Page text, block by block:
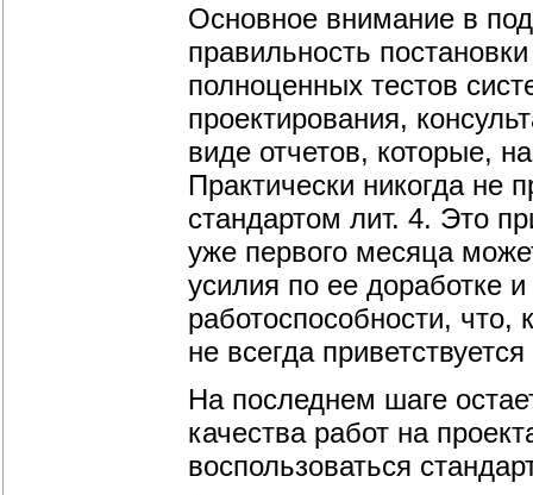
Основное внимание в
правильность
полноценных тестов
проектирования,
виде отчетов, которые,
Практически никогда не
стандартом лит. 4. Это
уже первого месяца
усилия по ее доработке
работоспособности, что,
не всегда
На последнем шаге
качества работ на
воспользоваться